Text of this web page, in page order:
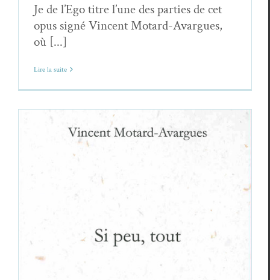
Je de l’Ego titre l’une des parties de cet
opus signé Vincent Motard-Avargues,
où [...]
Lire la suite